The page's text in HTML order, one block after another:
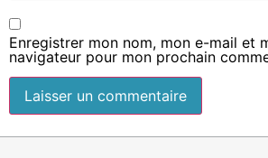
Enregistrer mon nom, mon e-mail et
navigateur pour mon prochain